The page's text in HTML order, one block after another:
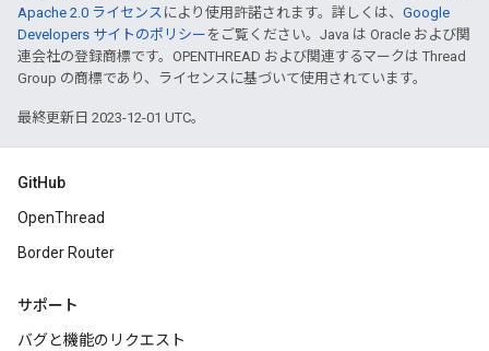
Apache 2.0 ライセンス により使用許諾されます。詳しくは、 Google
Developers サイトのポリシー をご覧ください。Java は Oracle および関
連会社の登録商標です。OPENTHREAD および関連するマークは Thread
Group の商標であり、ライセンスに基づいて使用されています。
最終更新日 2023-12-01 UTC。
GitHub
OpenThread
Border Router
サポート
バグと機能のリクエスト